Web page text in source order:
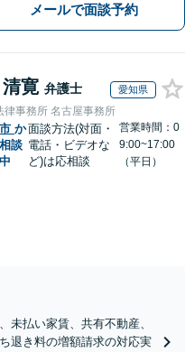
メールで面談予約
寛 弁護士 愛知県
律事務所 名古屋事務所
か
談
面談方法(対面・
電話・ビデオな
ど)は応相談
営業時間：0
9:00~17:00
（平日）
未払い家賃、共有不動産、
退き料の増額請求の対応実